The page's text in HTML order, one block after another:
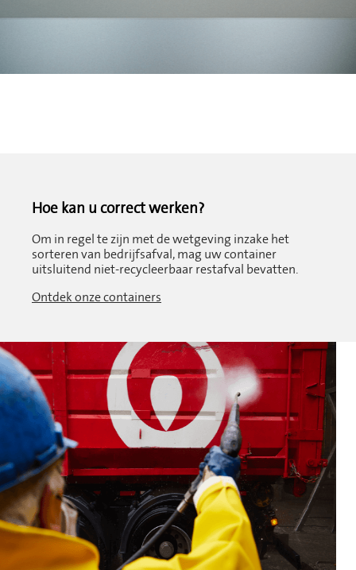
Hoe kan u correct werken?
Om in regel te zijn met de wetgeving inzake het
sorteren van bedrijfsafval, mag uw container
uitsluitend niet-recycleerbaar restafval bevatten.
Ontdek onze containers